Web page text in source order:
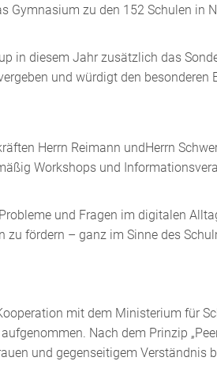
zu den 152 Schulen in
in diesem Jahr zusätzlich das
und würdigt den besonderen
Herrn Reimann undHerrn
Workshops und
und Fragen im digitalen
fördern – ganz im Sinne des
mit dem Ministerium für
Nach dem Prinzip
und gegenseitigem Verständnis